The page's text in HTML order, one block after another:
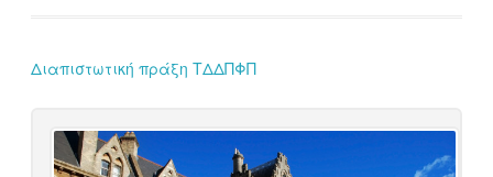
Διαπιστωτική πράξη ΤΔΔΠΦΠ